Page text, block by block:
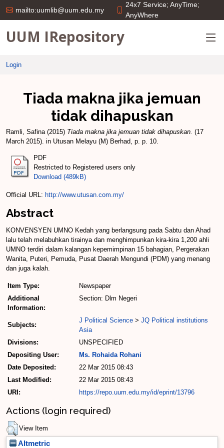
mailto:uumlib@uum.edu.my
24x7 Service; AnyTime;
AnyWhere
UUM IRepository
Login
Tiada makna jika jemuan
tidak dihapuskan
Ramli, Safina(2015) Tiada makna jika jemuan tidak dihapuskan. (17
March 2015). in Utusan Melayu (M) Berhad, p. p. 10.
PDF
Restricted to Registered users only
Download (489kB)
Official URL: http://www.utusan.com.my/
Abstract
KONVENSYEN UMNO Kedah yang berlangsung pada Sabtu dan Ahad
lalu telah melabuh­kan tirainya dan menghimpunkan kira­-kira 1,200 ahli
UMNO terdiri dalam kalangan kepemimpinan 15 bahagian, Pergerakan
Wanita, Put­eri, Pemuda, Pusat Daerah Men­gundi (PDM) yang menang
dan juga kalah.
Item Type:
Newspaper
Additional
Information:
Section: Dlm Negeri
Subjects:
J Political Science > JQ Political institutions
Asia
Divisions:
UNSPECIFIED
Depositing User:
Ms. Rohaida Rohani
Date Deposited:
22 Mar 2015 08:43
Last Modified:
22 Mar 2015 08:43
URI:
https://repo.uum.edu.my/id/eprint/13796
Actions (login required)
View Item
Altmetric